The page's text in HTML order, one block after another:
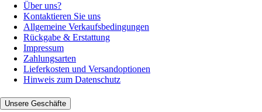
Über uns?
Kontaktieren Sie uns
Allgemeine Verkaufsbedingungen
Rückgabe & Erstattung
Impressum
Zahlungsarten
Lieferkosten und Versandoptionen
Hinweis zum Datenschutz
Unsere Geschäfte